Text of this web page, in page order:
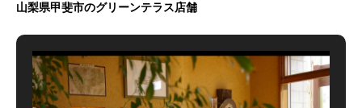
山梨県甲斐市のグリーンテラス店舗